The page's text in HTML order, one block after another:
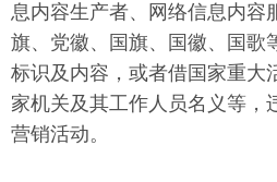
息内容生产者、网络信息内容
旗、党徽、国旗、国徽、国歌
标识及内容，或者借国家重大
家机关及其工作人员名义等，
营销活动。